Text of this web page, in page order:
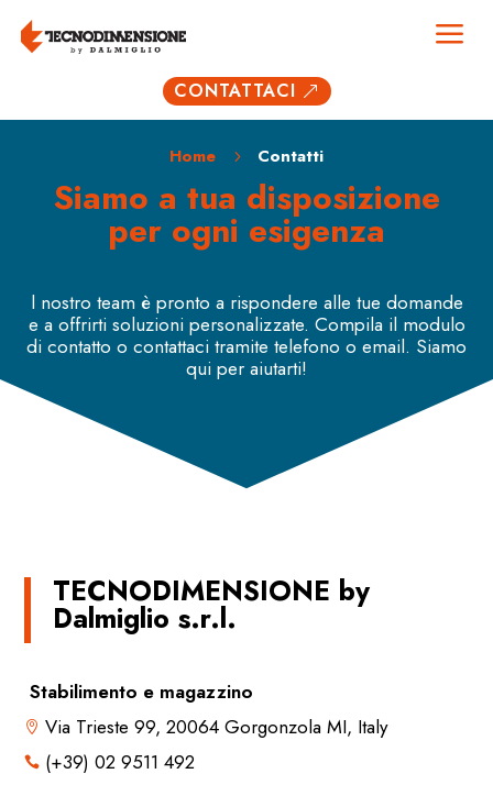
a
CONTATTACI &
Home 5 Contatti
Siamo a tua disposizione
per ogni esigenza
l nostro team è pronto a rispondere alle tue domande
e a offrirti soluzioni personalizzate. Compila il modulo
di contatto o contattaci tramite telefono o email. Siamo
qui per aiutarti!
TECNODIMENSIONE by
Dalmiglio s.r.l.
Stabilimento e magazzino
 Via Trieste 99, 20064 Gorgonzola MI, Italy
 (+39) 02 9511 492